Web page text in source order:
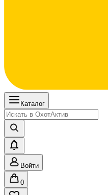
Каталог
Войти
0